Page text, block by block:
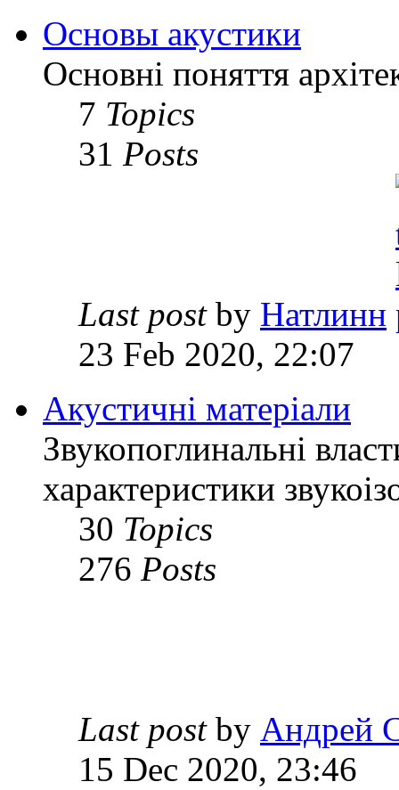
Основы акустики
Основні поняття
7 Topics
31 Posts
Last postby Натлинн
23 Feb 2020, 22:07
Акустичні матеріали
Звукопоглинальні
характеристики
30 Topics
276 Posts
Last postby Андрей
15 Dec 2020, 23:46